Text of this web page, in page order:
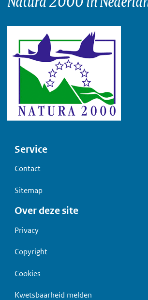
Voet
Service
Contact
Sitemap
Over deze site
Privacy
Copyright
Cookies
Kwetsbaarheid melden